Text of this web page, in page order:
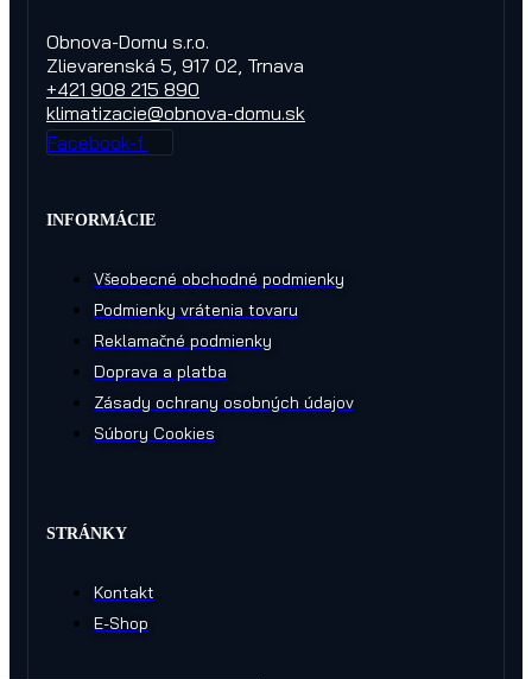
Obnova-Domu s.r.o.
Zlievarenská 5, 917 02, Trnava
+421 908 215 890
klimatizacie@obnova-domu.sk
Facebook-f
INFORMÁCIE
Všeobecné obchodné podmienky
Podmienky vrátenia tovaru
Reklamačné podmienky
Doprava a platba
Zásady ochrany osobných údajov
Súbory Cookies
STRÁNKY
Kontakt
E-Shop